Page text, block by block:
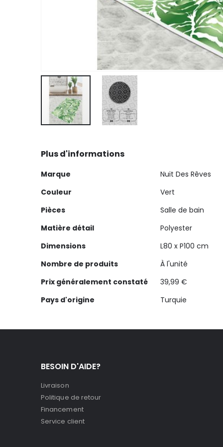
the
of
the
gallery
Plus d'informations
Plus
Marque
Nuit Des Rêves
Couleur
Vert
Pièces
Salle de bain
Matière détail
Polyester
Dimensions
L80 x P100 cm
Nombre de produits
À l'unité
Prix généralement constaté
39,99 €
Pays d'origine
Turquie
BESOIN D'AIDE?
Livraison
Politique de retour
Financement
Service client